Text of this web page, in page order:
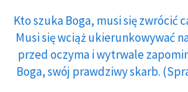
Kto szuka Boga, musi się zwrócić
Musi się wciąż ukierunkowywać
przed oczyma i wytrwale
Boga, swój prawdziwy skarb.